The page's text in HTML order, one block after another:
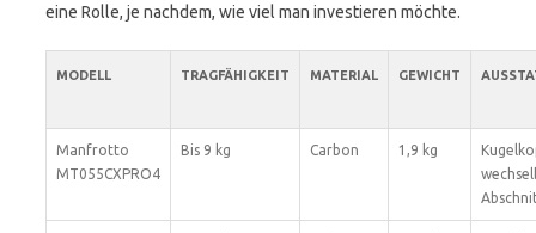
eine Rolle, je nachdem, wie viel man investieren möchte.
MODELL TRAGFÄHIGKEIT MATERIAL GEWICHT
Manfrotto
MT055CXPRO4
Bis 9 kg Carbon 1,9 kg